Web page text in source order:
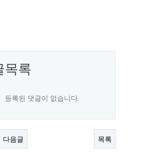
목록
등록된 댓글이 없습니다.
다음글 목록